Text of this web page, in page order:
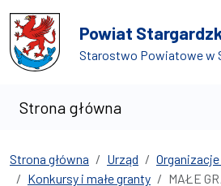
Przejdź do treści
Przejdź do wyszukiwarki
Powiat
Starostwo Powiatowe w
Strona główna
Strona główna Urząd
Konkursy i małe granty
MAŁE